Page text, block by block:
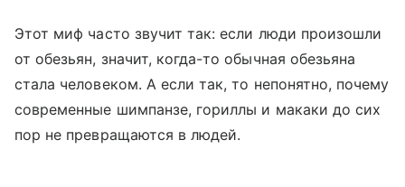
Этот миф часто звучит так: если люди произошли
от обезьян, значит, когда-то обычная обезьяна
стала человеком. А если так, то непонятно, почему
современные шимпанзе, гориллы и макаки до сих
пор не превращаются в людей.